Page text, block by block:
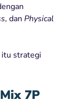
, dan Physical
itu strategi
7P